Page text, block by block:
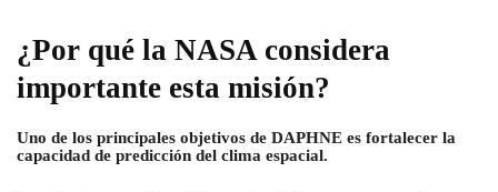
¿Por qué la NASA considera
importante esta misión?
Uno de los principales objetivos de DAPHNE es fortalecer la
capacidad de predicción del clima espacial.